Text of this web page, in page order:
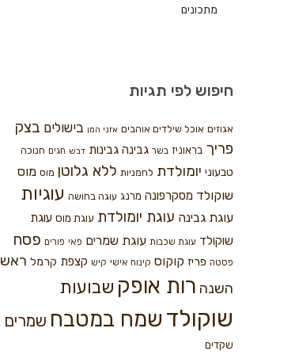
מתכונים
חיפוש לפי תגיות
אגוזים אוכל שילדים אוהבים אזני המן בישולים בצק
פריך בראוניז בשר גבינה גבינות דבש חגים חנוכה
טבעוני יומולדת לחמניות ללא גלוטן מוס מוס
שוקולד מסקרפונה מרנג עוגה בחושה עוגיות
עוגת גבינה עוגת יומולדת עוגת מוס עוגת
שוקולד עוגת שכבות עוגת שמרים פאי פורים פסח
פסטה פריז קוקוס קינוח אישי קיש קצפת קרמל ראש
השנה רות אופק שבועות
שוקולד שמח במטבח שמרים
שקדים